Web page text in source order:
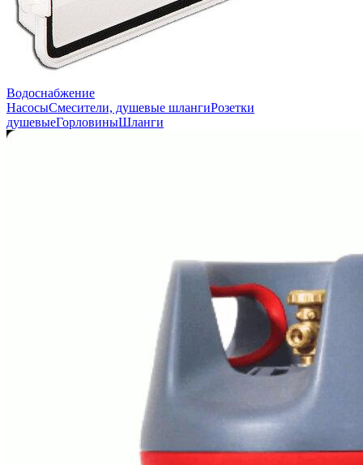
Водоснабжение
НасосыСмесители, душевые шлангиРозетки
душевыеГорловиныШланги